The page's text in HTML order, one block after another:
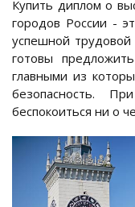
Купить диплом о
городов России -
успешной
готовы
главными из
безопасность.
беспокоиться ни о